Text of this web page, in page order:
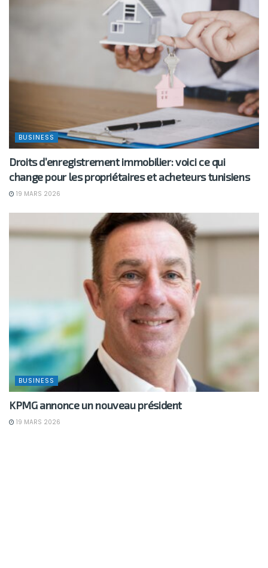
BUSINESS
Droits d’enregistrement immobilier: voici ce qui
change pour les propriétaires et acheteurs tunisiens
19 MARS 2026
BUSINESS
KPMG annonce un nouveau président
19 MARS 2026